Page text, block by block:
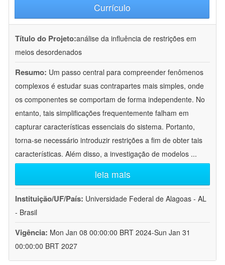
Currículo
Título do Projeto:análise da influência de restrições em
meios desordenados
Resumo: Um passo central para compreender fenômenos
complexos é estudar suas contrapartes mais simples, onde
os componentes se comportam de forma independente. No
entanto, tais simplificações frequentemente falham em
capturar características essenciais do sistema. Portanto,
torna-se necessário introduzir restrições a fim de obter tais
características. Além disso, a investigação de modelos ...
leia mais
Instituição/UF/País: Universidade Federal de Alagoas - AL
- Brasil
Vigência: Mon Jan 08 00:00:00 BRT 2024-Sun Jan 31
00:00:00 BRT 2027